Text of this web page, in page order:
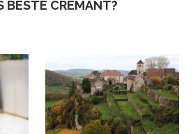
BESTE CRÉMANT?